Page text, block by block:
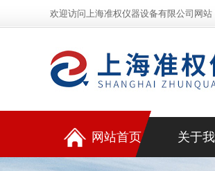
欢迎访问上海准权仪器设备有限公司网站
网站首页 关于